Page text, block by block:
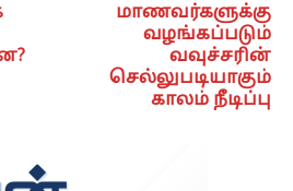
மாணவர்களுக்கு
வழங்கப்படும்
வவுச்சரின்
செல்லுபடியாகும்
காலம் நீடிப்பு